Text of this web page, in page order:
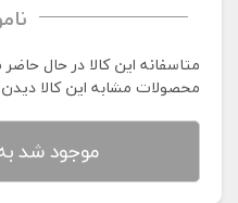
متاسفانه این کالا در حال
محصولات مشابه این کالا دیدن
موجود شد